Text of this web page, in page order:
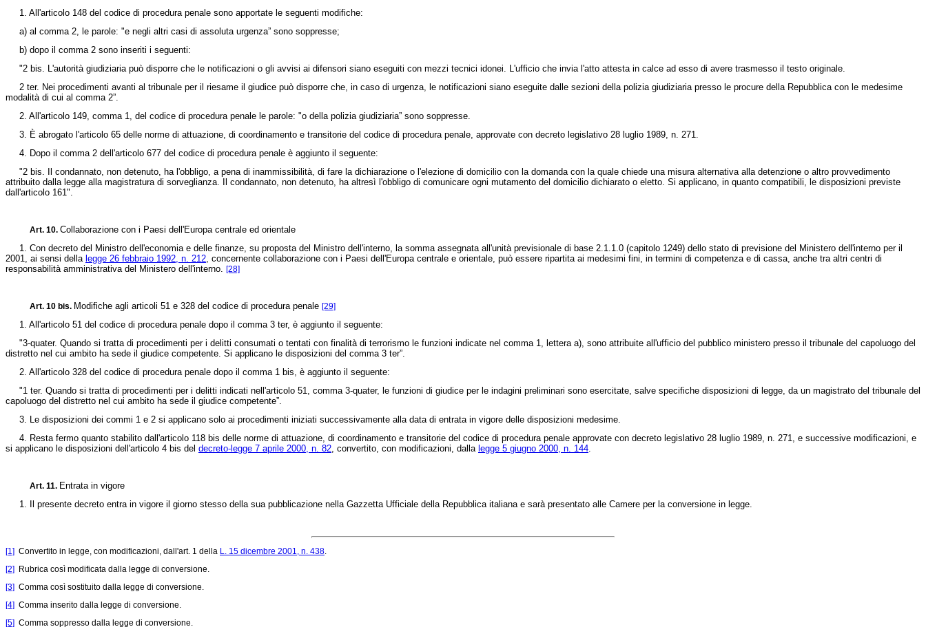
1. All'articolo 148 del codice di procedura penale sono apportate le seguenti modifiche:
a) al comma 2, le parole: "e negli altri casi di assoluta urgenza” sono soppresse;
b) dopo il comma 2 sono inseriti i seguenti:
"2 bis. L'autorità giudiziaria può disporre che le notificazioni o gli avvisi ai difensori siano eseguiti con mezzi tecnici idonei. L'ufficio che invia l'atto attesta in calce ad esso di avere trasmesso il testo originale.
2 ter. Nei procedimenti avanti al tribunale per il riesame il giudice può disporre che, in caso di urgenza, le notificazioni siano eseguite dalle sezioni della polizia giudiziaria presso le procure della Repubblica con le medesime
modalità di cui al comma 2”.
2. All'articolo 149, comma 1, del codice di procedura penale le parole: "o della polizia giudiziaria” sono soppresse.
3. È abrogato l'articolo 65 delle norme di attuazione, di coordinamento e transitorie del codice di procedura penale, approvate con decreto legislativo 28 luglio 1989, n. 271.
4. Dopo il comma 2 dell'articolo 677 del codice di procedura penale è aggiunto il seguente:
"2 bis. Il condannato, non detenuto, ha l'obbligo, a pena di inammissibilità, di fare la dichiarazione o l'elezione di domicilio con la domanda con la quale chiede una misura alternativa alla detenzione o altro provvedimento
attribuito dalla legge alla magistratura di sorveglianza. Il condannato, non detenuto, ha altresì l'obbligo di comunicare ogni mutamento del domicilio dichiarato o eletto. Si applicano, in quanto compatibili, le disposizioni previste
dall'articolo 161".
Art. 10. Collaborazione con i Paesi dell'Europa centrale ed orientale
1. Con decreto del Ministro dell'economia e delle finanze, su proposta del Ministro dell'interno, la somma assegnata all'unità previsionale di base 2.1.1.0 (capitolo 1249) dello stato di previsione del Ministero dell'interno per il
2001, ai sensi della legge 26 febbraio 1992, n. 212, concernente collaborazione con i Paesi dell'Europa centrale e orientale, può essere ripartita ai medesimi fini, in termini di competenza e di cassa, anche tra altri centri di
responsabilità amministrativa del Ministero dell'interno. [28]
Art. 10 bis. Modifiche agli articoli 51 e 328 del codice di procedura penale [29]
1. All'articolo 51 del codice di procedura penale dopo il comma 3 ter, è aggiunto il seguente:
"3-quater. Quando si tratta di procedimenti per i delitti consumati o tentati con finalità di terrorismo le funzioni indicate nel comma 1, lettera a), sono attribuite all'ufficio del pubblico ministero presso il tribunale del capoluogo del
distretto nel cui ambito ha sede il giudice competente. Si applicano le disposizioni del comma 3 ter”.
2. All'articolo 328 del codice di procedura penale dopo il comma 1 bis, è aggiunto il seguente:
"1 ter. Quando si tratta di procedimenti per i delitti indicati nell'articolo 51, comma 3-quater, le funzioni di giudice per le indagini preliminari sono esercitate, salve specifiche disposizioni di legge, da un magistrato del tribunale del
capoluogo del distretto nel cui ambito ha sede il giudice competente”.
3. Le disposizioni dei commi 1 e 2 si applicano solo ai procedimenti iniziati successivamente alla data di entrata in vigore delle disposizioni medesime.
4. Resta fermo quanto stabilito dall'articolo 118 bis delle norme di attuazione, di coordinamento e transitorie del codice di procedura penale approvate con decreto legislativo 28 luglio 1989, n. 271, e successive modificazioni, e
si applicano le disposizioni dell'articolo 4 bis del decreto-legge 7 aprile 2000, n. 82, convertito, con modificazioni, dalla legge 5 giugno 2000, n. 144.
Art. 11. Entrata in vigore
1. Il presente decreto entra in vigore il giorno stesso della sua pubblicazione nella Gazzetta Ufficiale della Repubblica italiana e sarà presentato alle Camere per la conversione in legge.
[1] Convertito in legge, con modificazioni, dall'art. 1 della L. 15 dicembre 2001, n. 438.
[2] Rubrica così modificata dalla legge di conversione.
[3] Comma così sostituito dalla legge di conversione.
[4] Comma inserito dalla legge di conversione.
[5] Comma soppresso dalla legge di conversione.